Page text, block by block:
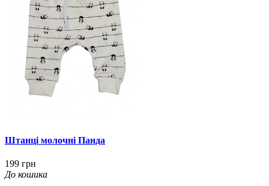
Штанці молочні Панда
199 грн
До кошика